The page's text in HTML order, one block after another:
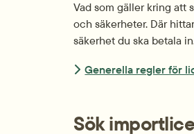
Vad som gäller kring att
och säkerheter. Där
säkerhet du ska betala
Generella regler för
Sök